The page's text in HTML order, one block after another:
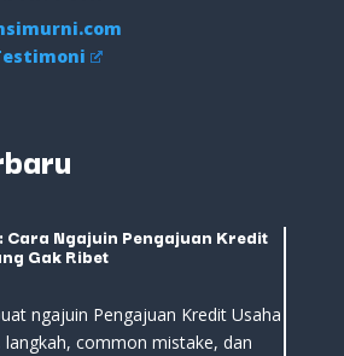
Ngajuin Pengajuan Kredit
Gak Ribet
ngajuin Pengajuan Kredit Usaha
langkah, common mistake, dan